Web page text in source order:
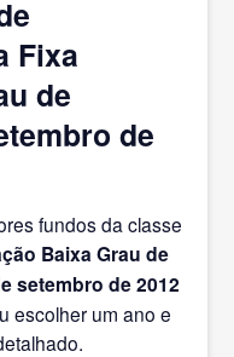
Fixa
de
de
fundos da classe
Baixa Grau de
setembro de 2012
escolher um ano e